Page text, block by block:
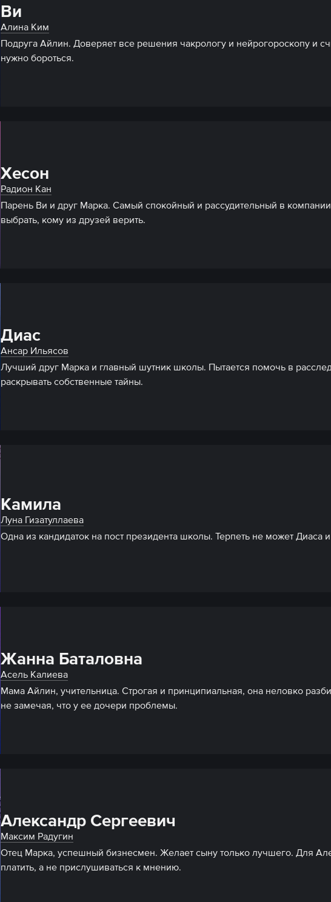
Ви
Алина Ким
Подруга Айлин. Доверяет все решения чакрологу и нейрогороскопу и
нужно бороться.
Хесон
Радион Кан
Парень Ви и друг Марка. Самый спокойный и рассудительный в
выбрать, кому из друзей верить.
Диас
Ансар Ильясов
Лучший друг Марка и главный шутник школы. Пытается помочь в
раскрывать собственные тайны.
Камила
Луна Гизатуллаева
Одна из кандидаток на пост президента школы. Терпеть не может Диаса и
Жанна Баталовна
Асель Калиева
Мама Айлин, учительница. Строгая и принципиальная, она неловко
не замечая, что у ее дочери проблемы.
Александр Сергеевич
Максим Радугин
Отец Марка, успешный бизнесмен. Желает сыну только лучшего. Для
платить, а не прислушиваться к мнению.